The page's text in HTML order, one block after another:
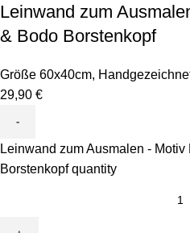
Leinwand zum
& Bodo Borstenkopf
Größe 60x40cm,
29,90 €
Leinwand zum Ausmalen -
Borstenkopf quantity